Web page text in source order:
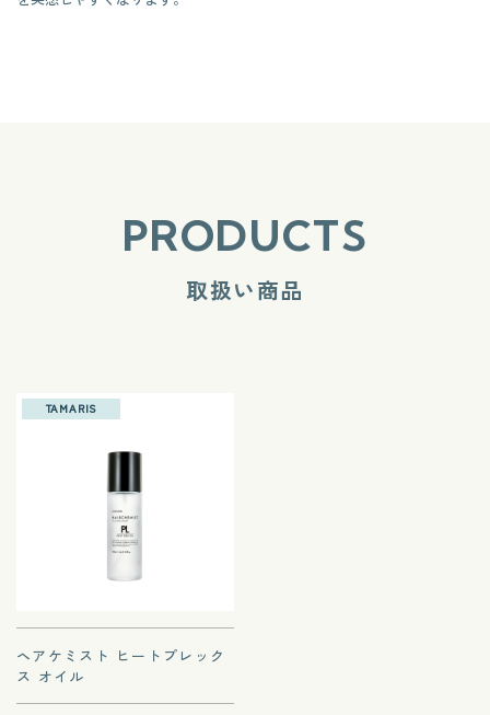
PRODUCTS
取扱い商品
TAMARIS
ヘアケミスト ヒートプレック
ス オイル